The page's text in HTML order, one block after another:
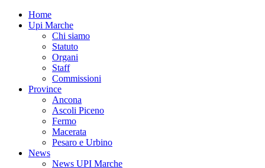
Home
Upi Marche
Chi siamo
Statuto
Organi
Staff
Commissioni
Province
Ancona
Ascoli Piceno
Fermo
Macerata
Pesaro e Urbino
News
News UPI Marche